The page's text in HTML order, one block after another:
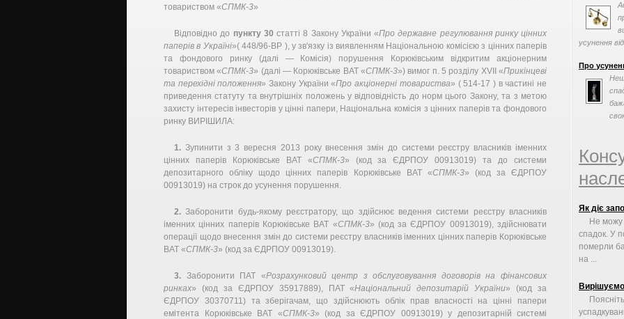
товариством «СПМК-3»
Відповідно до пункту 30 статті 8 Закону України «Про державне регулювання ринку цінних
паперів в Україні»( 448/96-ВР ), у зв'язку із виявленням Національною комісією з цінних паперів
та фондового ринку (далі — Комісія) порушення Корюківським відкритим акціонерним
товариством «СПМК-3» (далі — Корюківське ВАТ «СПМК-3») вимог п. 5 розділу ХVІІ «Прикінцеві
та перехідні положення» Закону України «Про акціонерні товариства» ( 514-17 ) в частині не
приведення статуту та внутрішніх положень у відповідність до норм цього Закону, та з метою
захисту інтересів інвесторів у цінні папери, Національна комісія з цінних паперів та фондового
ринку ВИРІШИЛА:
1. Зупинити з 3 вересня 2013 року внесення змін до системи реєстру власників іменних
цінних паперів Корюківське ВАТ «СПМК-3» (код за ЄДРПОУ 00913019) та до системи
депозитарного обліку щодо цінних паперів Корюківське ВАТ «СПМК-3» (код за ЄДРПОУ
00913019) на строк до усунення порушення.
2. Заборонити будь-якому реєстратору, що здійснює ведення системи реєстру власників
іменних цінних паперів Корюківське ВАТ «СПМК-3» (код за ЄДРПОУ 00913019), здійснювати
операції щодо внесення змін до системи реєстру власників іменних цінних паперів Корюківське
ВАТ «СПМК-3» (код за ЄДРПОУ 00913019).
3. Заборонити ПАТ «Розрахунковий центр з обслуговування договорів на фінансових
ринках» (код за ЄДРПОУ 35917889), ПАТ «Національний депозитарій України» (код за
ЄДРПОУ 30370711) та зберігачам, що здійснюють облік прав власності на цінні папери
емітента Корюківське ВАТ «СПМК-3» (код за ЄДРПОУ 00913019) у депозитарній системі
усунення
Про
Як діє
Не можу
спадок. У
померли
на ...